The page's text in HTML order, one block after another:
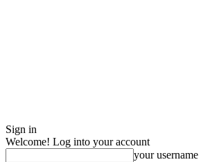
Sign in
Welcome! Log into your account
your username